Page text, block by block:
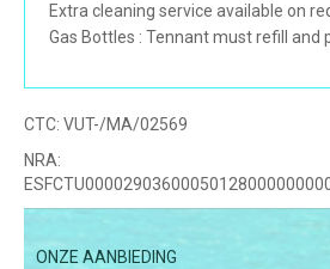
Extra cleaning service available on
Gas Bottles : Tennant must refill and
CTC: VUT-/MA/02569
NRA:
ONZE AANBIEDING